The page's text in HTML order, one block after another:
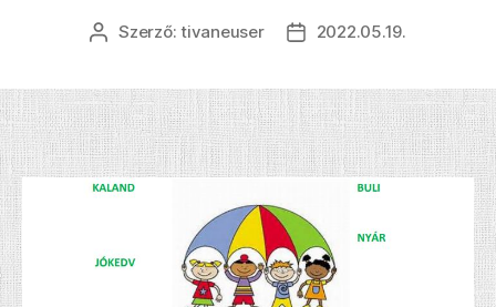
Bejegyzés
Szerző:tivaneuser
Bejegyzés
2022.05.19.